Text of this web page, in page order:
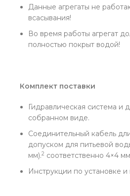
Данные агрегаты не
всасывания!
Во время работы агрегат
полностью покрыт водой!
Комплект поставки
Гидравлическая система и
собранном виде.
Соединительный кабель
допуском для питьевой
мм).2 соответственно 4×4 мм
Инструкции по установке